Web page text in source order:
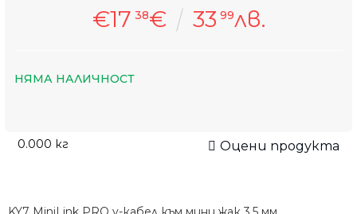
€17 38€ 33 99лв.
НЯМА НАЛИЧНОСТ
0.000 кг Оцени продукта